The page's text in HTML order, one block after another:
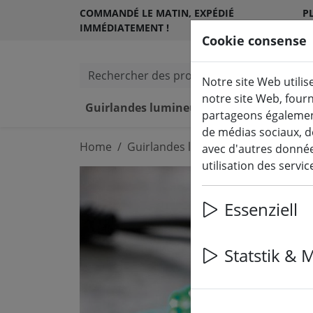
COMMANDÉ LE MATIN, EXPÉDIÉ
IMMÉDIATEMENT !
Rechercher des produits
Guirlandes lumineuses & éclairage
Home Guirlandes lumineuses & éclairage
Cookie consense
Notre site Web
notre site Web,
partageons
de médias sociaux,
avec d'autres
utilisation des
Essenziell
Statstik &